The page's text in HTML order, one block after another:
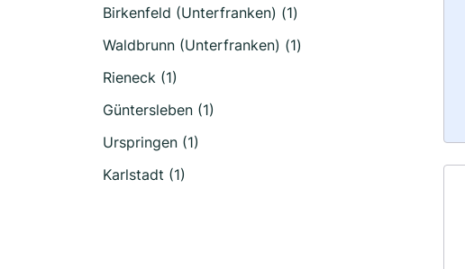
Birkenfeld (Unterfranken) (1)
Waldbrunn (Unterfranken) (1)
Rieneck (1)
Güntersleben (1)
Urspringen (1)
Karlstadt (1)